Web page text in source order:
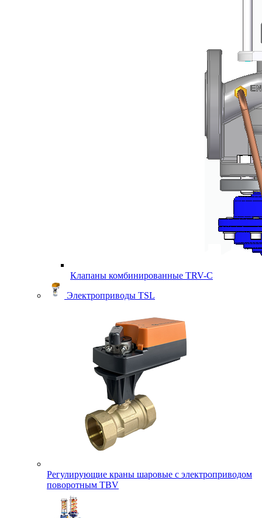
Клапаны комбинированные TRV-С
Электроприводы TSL
Регулирующие краны шаровые с электроприводом
поворотным TBV